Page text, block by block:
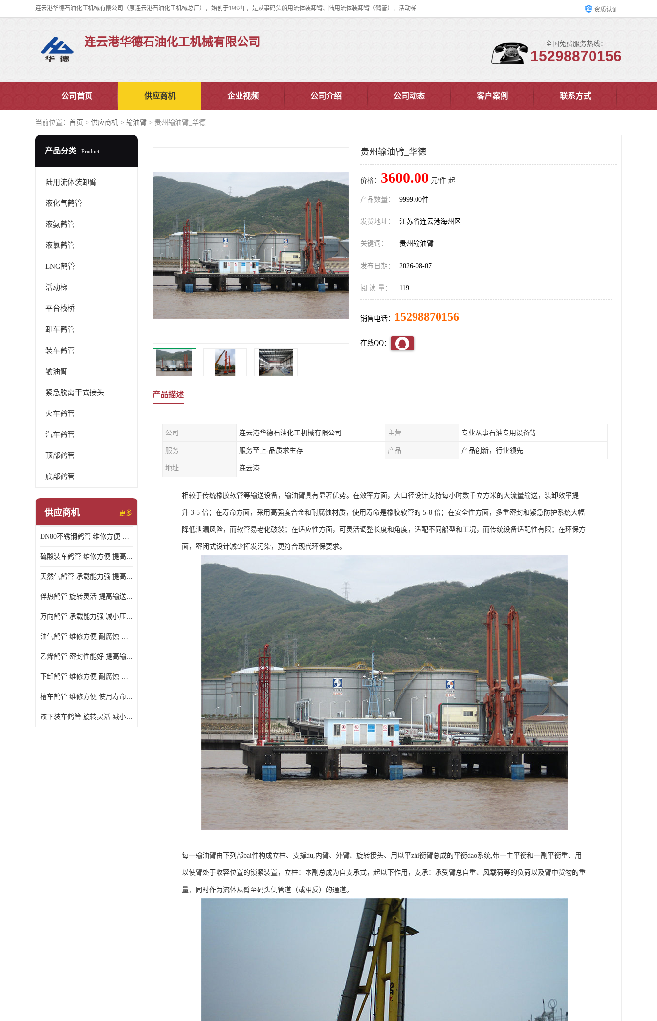
连云港华德石油化工机械有限公司（原连云港石油化工机械总厂），始创于1982年，是从事码头船用流体装卸臂、陆用流体装卸臂（鹤管）、活动梯、钢构平台、定量装车系统等全系列流体装卸设备的设计、制造、销售以及服务的专业供应商。 资质认证
连云港华德石油化工机械有限公司 全国免费服务热线：
15298870156
公司首页 供应商机 企业视频 公司介绍 公司动态 客户案例 联系方式
当前位置： 首页 > 供应商机 > 输油臂 > 贵州输油臂_华德
产品分类 Product
陆用流体装卸臂
液化气鹤管
液氨鹤管
液氯鹤管
LNG鹤管
活动梯
平台栈桥
卸车鹤管
装车鹤管
输油臂
紧急脱离干式接头
火车鹤管
汽车鹤管
顶部鹤管
底部鹤管
供应商机 更多
DN80不锈钢鹤管 维修方便 提高输送效率
硫酸装车鹤管 维修方便 提高输送效率
天然气鹤管 承载能力强 提高输送效率
伴热鹤管 旋转灵活 提高输送效率
万向鹤管 承载能力强 减小压力损失
油气鹤管 维修方便 耐腐蚀 耐高温
乙烯鹤管 密封性能好 提高输送效率
下卸鹤管 维修方便 耐腐蚀 耐高温
槽车鹤管 维修方便 使用寿命较长
液下装车鹤管 旋转灵活 减小压力损失
贵州输油臂_华德
价格： 3600.00 元/件 起
产品数量： 9999.00件
发货地址： 江苏省连云港海州区
关键词： 贵州输油臂
发布日期： 2026-08-07
阅 读 量： 119
销售电话： 15298870156
在线QQ：
产品描述
公司 连云港华德石油化工机械有限公司 主营 专业从事石油专用设备等
服务 服务至上-品质求生存 产品 产品创新，行业领先
地址 连云港
相较于传统橡胶软管等输送设备，输油臂具有显著优势。在效率方面，大口径设计支持每小时数千立方米的大流量输送，装卸效率提
升 3-5 倍；在寿命方面，采用高强度合金和耐腐蚀材质，使用寿命是橡胶软管的 5-8 倍；在安全性方面，多重密封和紧急防护系统大幅
降低泄漏风险，而软管易老化破裂；在适应性方面，可灵活调整长度和角度，适配不同船型和工况，而传统设备适配性有限；在环保方
面，密闭式设计减少挥发污染，更符合现代环保要求。
每一输油臂由下列部bai件构成立柱、支撑du,内臂、外臂、旋转接头、用以平zhi衡臂总成的平衡dao系统,带一主平衡和一副平衡重、用
以使臂处于收容位置的锁紧装置，立柱：本副总成为自支承式，起以下作用，支承：承受臂总自重、风载荷等的负荷以及臂中货物的重
量，同时作为流体从臂至码头侧管道（或相反）的通道。